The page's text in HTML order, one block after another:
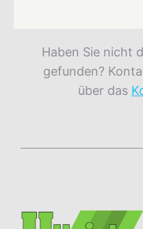
Haben Sie nicht
gefunden?
über das